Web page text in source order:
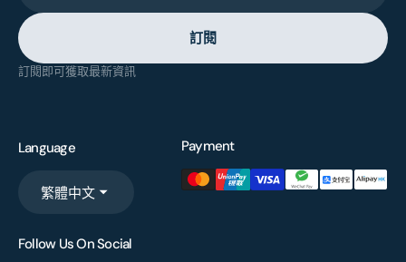
訂閱
訂閱即可獲取最新資訊
Language
繁體中文
Payment
Follow Us On Social